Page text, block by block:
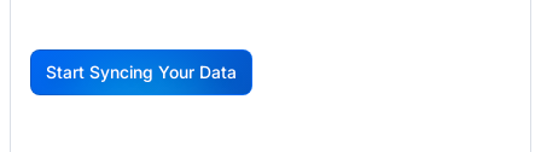
G
Start Syncing Your Data